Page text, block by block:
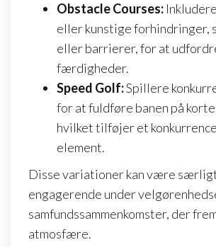
Obstacle Courses:
eller kunstige forhindringer,
eller barrierer, for at
færdigheder.
Speed Golf:Spillere
for at fuldføre banen på
hvilket tilføjer et
element.
Disse variationer kan være
engagerende under
samfundssammenkomster, der
atmosfære.